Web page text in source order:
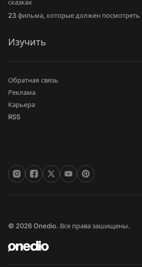
сказках
23 фильма, которые должен
Изучить
Обратная связь
Реклама
Карьера
RSS
© 2026 Onedio. Все права зашищены.